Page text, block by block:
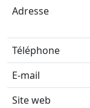
Adresse
Téléphone
E-mail
Site web